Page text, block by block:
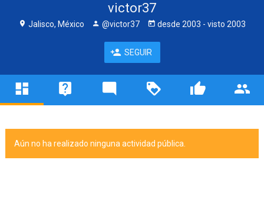
victor37
Jalisco, México @victor37 desde 2003 - visto 2003
SEGUIR
Aún no ha realizado ninguna actividad pública.